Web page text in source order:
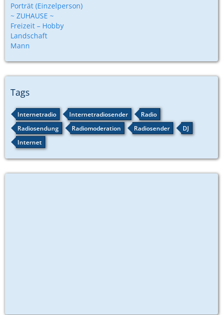
Porträt (Einzelperson)
~ ZUHAUSE ~
Freizeit – Hobby
Landschaft
Mann
Tags
Internetradio Internetradiosender
Radio
Radiosendung
Radiomoderation Radiosender
DJ
Internet